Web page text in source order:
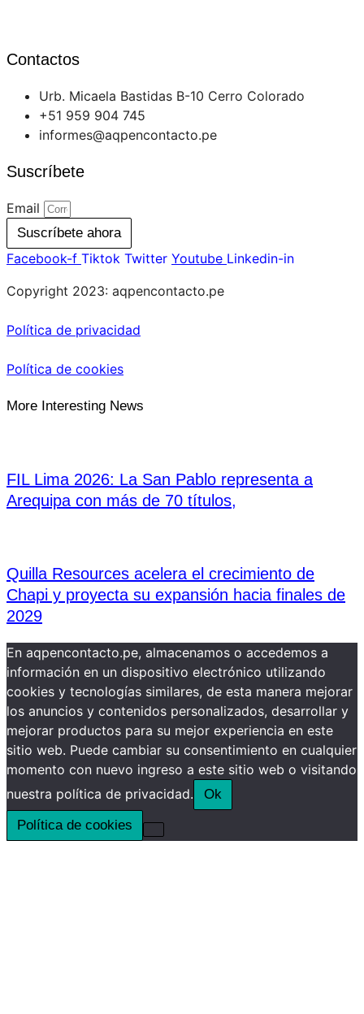
Contactos
Urb. Micaela Bastidas B-10 Cerro Colorado
+51 959 904 745
informes@aqpencontacto.pe
Suscríbete
Email
Suscríbete ahora
Facebook-f Tiktok Twitter Youtube Linkedin-in
Copyright 2023: aqpencontacto.pe
Política de privacidad
Política de cookies
More Interesting News
FIL Lima 2026: La San Pablo representa a
Arequipa con más de 70 títulos,
Quilla Resources acelera el crecimiento de
Chapi y proyecta su expansión hacia finales de
2029
En aqpencontacto.pe, almacenamos o accedemos a
información en un dispositivo electrónico utilizando
cookies y tecnologías similares, de esta manera mejorar
los anuncios y contenidos personalizados, desarrollar y
mejorar productos para su mejor experiencia en este
sitio web. Puede cambiar su consentimiento en cualquier
momento con nuevo ingreso a este sitio web o visitando
nuestra política de privacidad.
Ok
Política de cookies